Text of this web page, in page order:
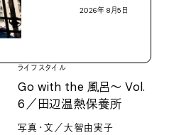
2026年 8月5 日
ライフスタイル
Go with the 風呂〜 Vol.
6 ／田辺温熱保養所
写真・文／大智由実子